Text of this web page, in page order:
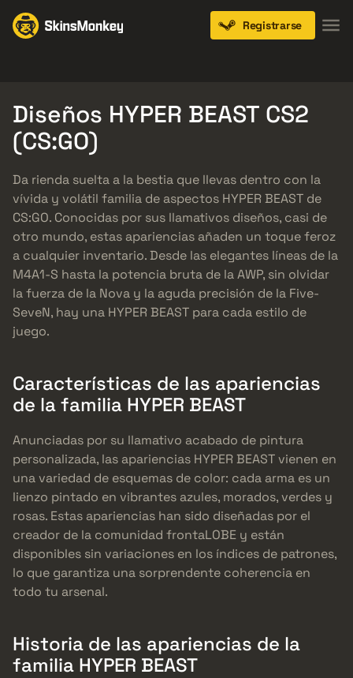
Registrarse
Diseños HYPER BEAST CS2
(CS:GO)
Da rienda suelta a la bestia que llevas dentro con la
vívida y volátil familia de aspectos HYPER BEAST de
CS:GO. Conocidas por sus llamativos diseños, casi de
otro mundo, estas apariencias añaden un toque feroz
a cualquier inventario. Desde las elegantes líneas de la
M4A1-S hasta la potencia bruta de la AWP, sin olvidar
la fuerza de la Nova y la aguda precisión de la Five-
SeveN, hay una HYPER BEAST para cada estilo de
juego.
Características de las apariencias
de la familia HYPER BEAST
Anunciadas por su llamativo acabado de pintura
personalizada, las apariencias HYPER BEAST vienen en
una variedad de esquemas de color: cada arma es un
lienzo pintado en vibrantes azules, morados, verdes y
rosas. Estas apariencias han sido diseñadas por el
creador de la comunidad frontaLOBE y están
disponibles sin variaciones en los índices de patrones,
lo que garantiza una sorprendente coherencia en
todo tu arsenal.
Historia de las apariencias de la
familia HYPER BEAST